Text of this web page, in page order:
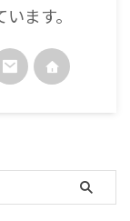
ます。